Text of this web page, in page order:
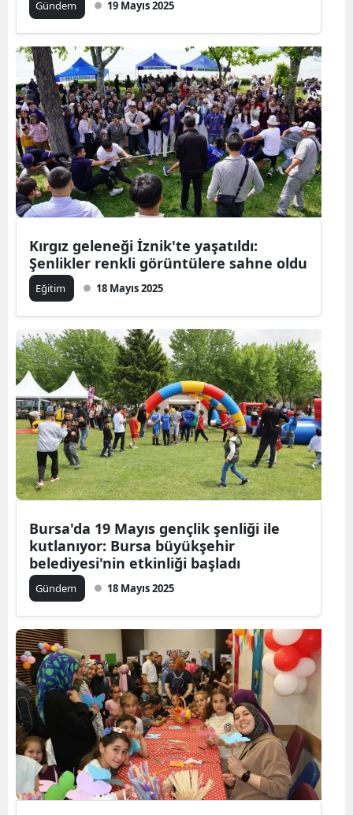
Gündem 19 Mayıs 2025
Kırgız geleneği İznik'te yaşatıldı:
Şenlikler renkli görüntülere sahne oldu
Eğitim 18 Mayıs 2025
Bursa'da 19 Mayıs gençlik şenliği ile
kutlanıyor: Bursa büyükşehir
belediyesi'nin etkinliği başladı
Gündem 18 Mayıs 2025